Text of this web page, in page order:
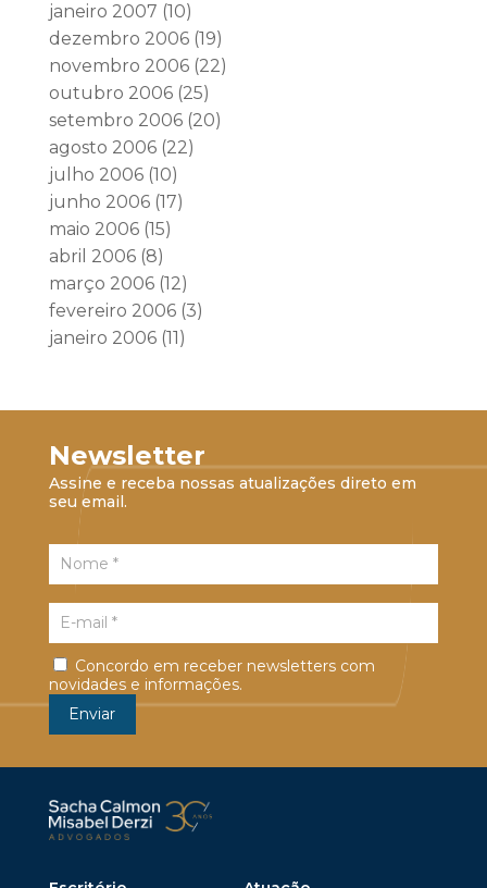
janeiro 2007 (10)
dezembro 2006(19)
novembro 2006(22)
outubro 2006(25)
setembro 2006(20)
agosto 2006(22)
julho 2006(10)
junho 2006(17)
maio 2006(15)
abril 2006(8)
março 2006(12)
fevereiro 2006(3)
janeiro 2006(11)
Newsletter
Assine e receba nossas atualizações direto em
seu email.
Concordo em receber newsletters com
novidades e informações.